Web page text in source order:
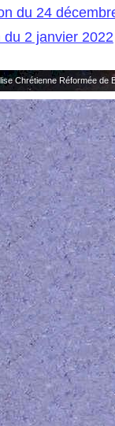
du 24
du 2 janvier 2022
Chrétienne Réformée de